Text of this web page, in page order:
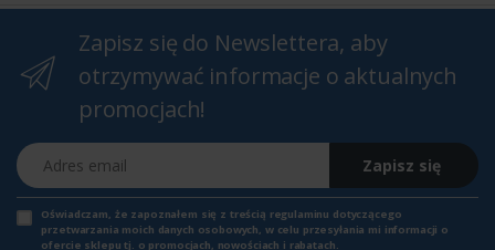
Zapisz się do Newslettera, aby
otrzymywać informacje o aktualnych
promocjach!
Adres email
Zapisz się
Oświadczam, że zapoznałem się z treścią regulaminu dotyczącego
przetwarzania moich danych osobowych, w celu przesyłania mi informacji o
ofercie sklepu tj. o promocjach, nowościach i rabatach.